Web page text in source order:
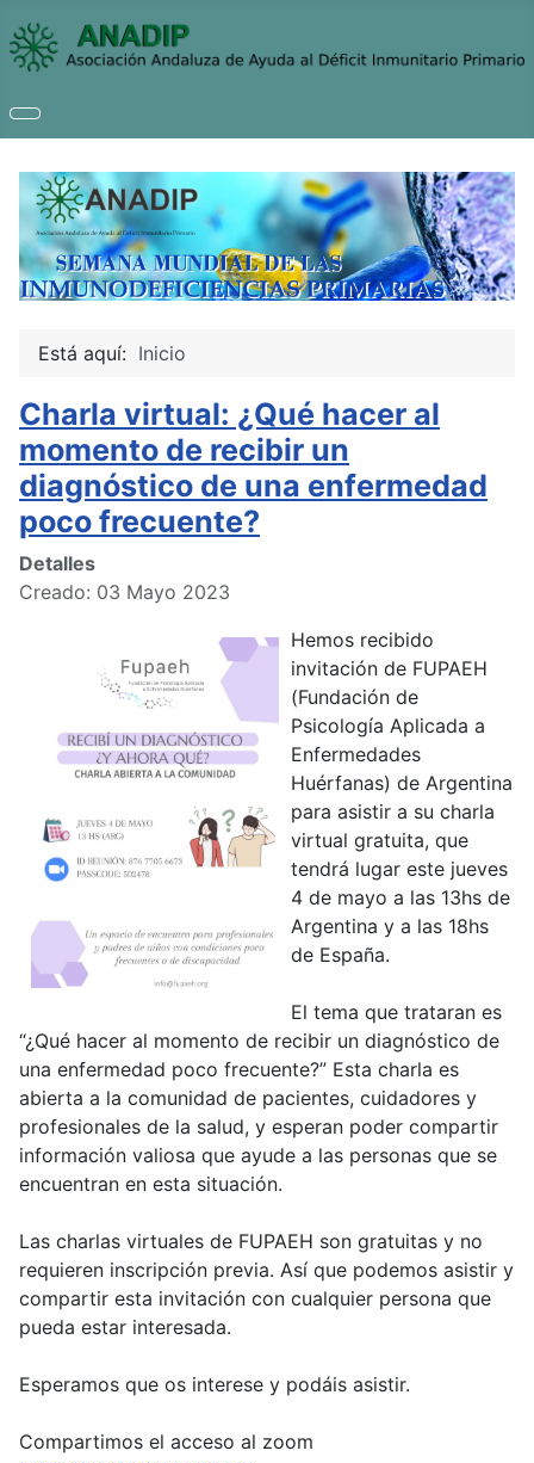
Está aquí: Inicio
Charla virtual: ¿Qué hacer al
momento de recibir un
diagnóstico de una enfermedad
poco frecuente?
Detalles
Creado: 03 Mayo 2023
Hemos recibido
invitación de FUPAEH
(Fundación de
Psicología Aplicada a
Enfermedades
Huérfanas) de Argentina
para asistir a su charla
virtual gratuita, que
tendrá lugar este jueves
4 de mayo a las 13hs de
Argentina y a las 18hs
de España.
El tema que trataran es
“¿Qué hacer al momento de recibir un diagnóstico de
una enfermedad poco frecuente?” Esta charla es
abierta a la comunidad de pacientes, cuidadores y
profesionales de la salud, y esperan poder compartir
información valiosa que ayude a las personas que se
encuentran en esta situación.
Las charlas virtuales de FUPAEH son gratuitas y no
requieren inscripción previa. Así que podemos asistir y
compartir esta invitación con cualquier persona que
pueda estar interesada.
Esperamos que os interese y podáis asistir.
Compartimos el acceso al zoom